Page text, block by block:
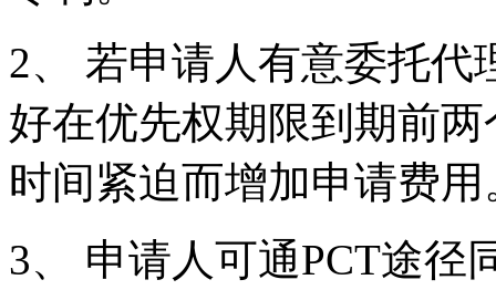
2、 若申请人有意委托代
好在优先权期限到期前
时间紧迫而增加申请费用
3、 申请人可通PCT途径